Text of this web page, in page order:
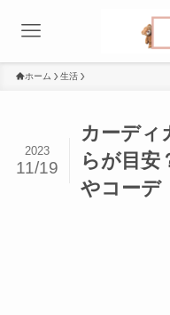
ホーム 生活
カーディ
らが目安
やコーデ
2023
11/19